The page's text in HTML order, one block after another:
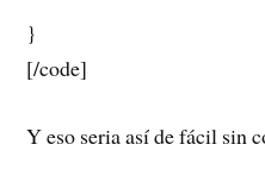
}
[/code]
Y eso seria así de fácil sin